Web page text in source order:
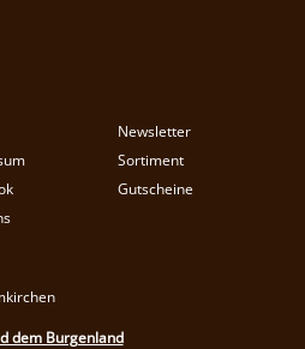
Newsletter
Sortiment
Gutscheine
dem Burgenland